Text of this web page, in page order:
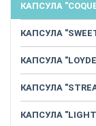
КАПСУЛА
КАПСУЛА
КАПСУЛА
КАПСУЛА
КАПСУЛА